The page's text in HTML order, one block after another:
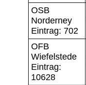
OSB
Norderney
Eintrag: 702
OFB
Wiefelstede
Eintrag:
10628